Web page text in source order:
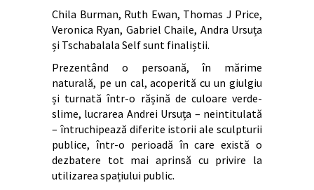
Chila Burman, Ruth Ewan, Thomas J Price,
Veronica Ryan, Gabriel Chaile, Andra Ursuța
și Tschabalala Self sunt finaliștii.
Prezentând o persoană, în mărime
naturală, pe un cal, acoperită cu un giulgiu
și turnată într-o rășină de culoare verde-
slime, lucrarea Andrei Ursuța – neintitulată
– întruchipează diferite istorii ale sculpturii
publice, într-o perioadă în care există o
dezbatere tot mai aprinsă cu privire la
utilizarea spațiului public.